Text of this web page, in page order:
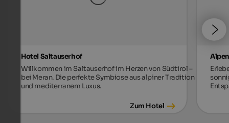
Hotel Saltauserhof
Willkommen im Saltauserhof im Herzen von Südtirol –
bei Meran. Die perfekte Symbiose aus alpiner Tradition
und mediterranem Luxus.
Zum Hotel